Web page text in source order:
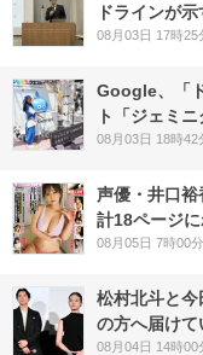
ドラインが
08月03日 17時25
Google、「
ト「ジェミ
08月03日 18時42
声優・井口裕
計18ページに
08月05日 7時00分
松村北斗と今
の方へ届けて
08月04日 14時00